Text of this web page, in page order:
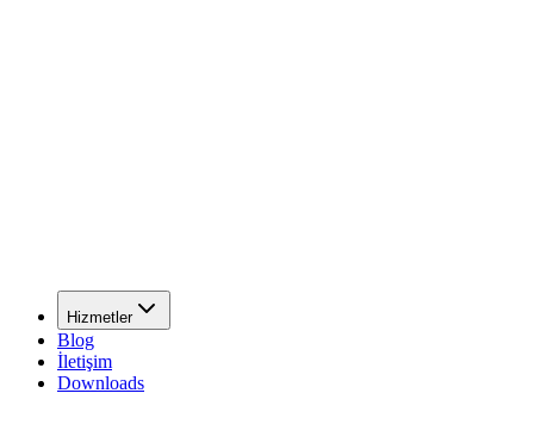
Hizmetler
Blog
İletişim
Downloads